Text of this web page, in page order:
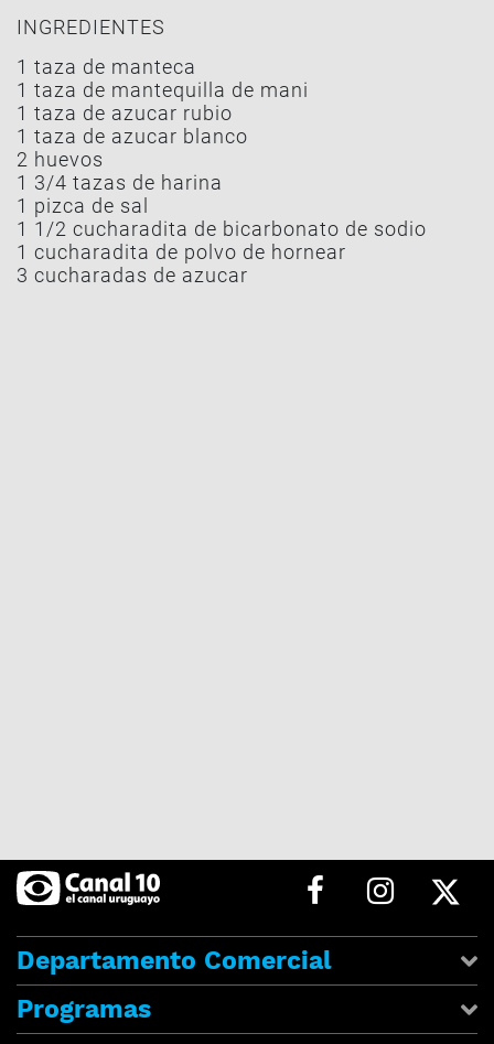
INGREDIENTES
1 taza de manteca
1 taza de mantequilla de mani
1 taza de azucar rubio
1 taza de azucar blanco
2 huevos
1 3/4 tazas de harina
1 pizca de sal
1 1/2 cucharadita de bicarbonato de sodio
1 cucharadita de polvo de hornear
3 cucharadas de azucar
Departamento Comercial
Programas